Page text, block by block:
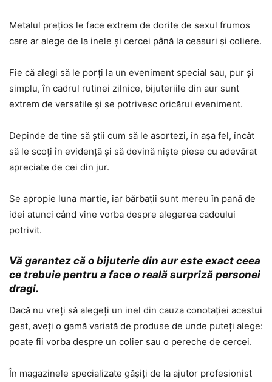
Metalul prețios le face extrem de dorite de sexul frumos
care ar alege de la inele și cercei până la ceasuri și coliere.
Fie că alegi să le porți la un eveniment special sau, pur și
simplu, în cadrul rutinei zilnice, bijuteriile din aur sunt
extrem de versatile și se potrivesc oricărui eveniment.
Depinde de tine să știi cum să le asortezi, în așa fel, încât
să le scoți în evidență și să devină niște piese cu adevărat
apreciate de cei din jur.
Se apropie luna martie, iar bărbații sunt mereu în pană de
idei atunci când vine vorba despre alegerea cadoului
potrivit.
Vă garantez că o bijuterie din aur este exact ceea
ce trebuie pentru a face o reală surpriză personei
dragi.
Dacă nu vreți să alegeți un inel din cauza conotației acestui
gest, aveți o gamă variată de produse de unde puteți alege:
poate fii vorba despre un colier sau o pereche de cercei.
În magazinele specializate gășiți de la ajutor profesionist